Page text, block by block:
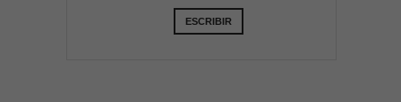
ESCRIBIR